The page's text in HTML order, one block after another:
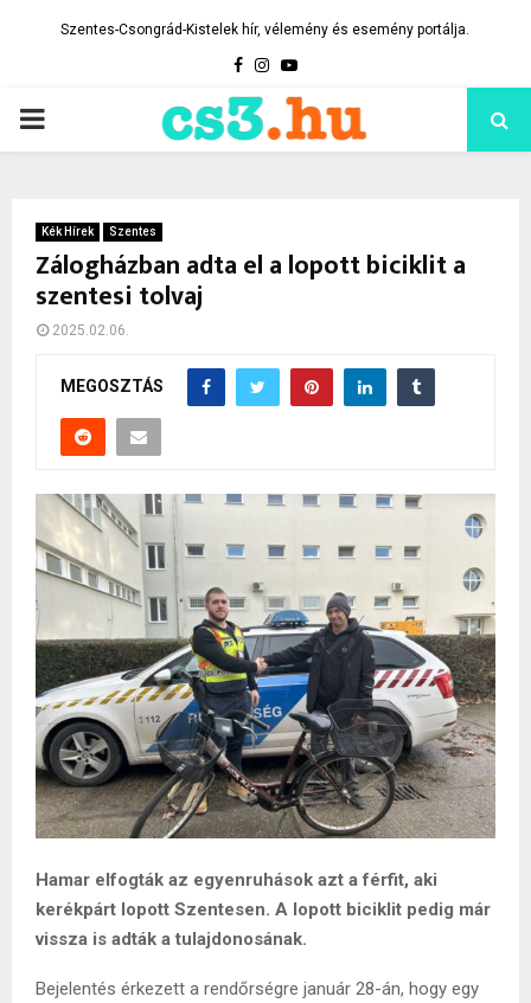
Szentes-Csongrád-Kistelek hír, vélemény és esemény portálja.
Facebook
Instagram
Youtube
PRIMARY
Kék Hírek Szentes
Zálogházban adta el a lopott biciklit a
szentesi tolvaj
2025.02.06.
MEGOSZTÁS
Hamar elfogták az egyenruhások azt a férfit, aki
kerékpárt lopott Szentesen. A lopott biciklit pedig már
vissza is adták a tulajdonosának.
Bejelentés érkezett a rendőrségre január 28-án, hogy egy